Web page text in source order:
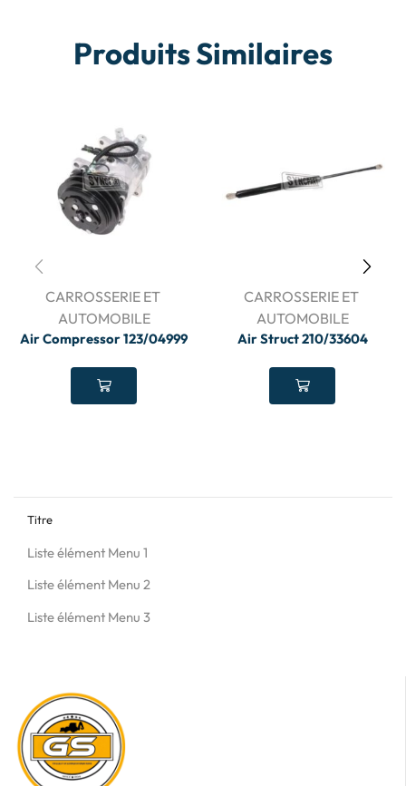
Produits Similaires
CARROSSERIE ET ​​
AUTOMOBILE
Air Compressor 123/04999
CARROSSERIE ET ​​
AUTOMOBILE
Air Struct 210/33604
Titre
Liste élément Menu 1
Liste élément Menu 2
Liste élément Menu 3